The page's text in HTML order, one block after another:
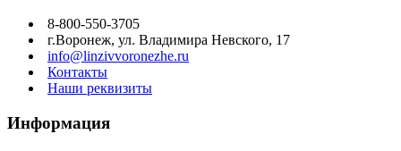
8-800-550-3705
г.Воронеж, ул. Владимира Невского, 17
info@linzivvoronezhe.ru
Контакты
Наши реквизиты
Информация